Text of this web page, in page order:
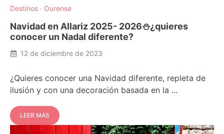
Destinos · Ourense
Navidad en Allariz 2025- 2026⛄️¿quieres
conocer un Nadal diferente?
12 de diciembre de 2023
¿Quieres conocer una Navidad diferente, repleta de
ilusión y con una decoración basada en la ...
LEER MÁS